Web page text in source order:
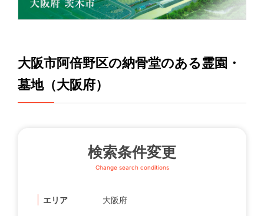
大阪市阿倍野区の納骨堂のある霊園・
墓地（大阪府）
検索条件変更
Change search conditions
エリア 大阪府